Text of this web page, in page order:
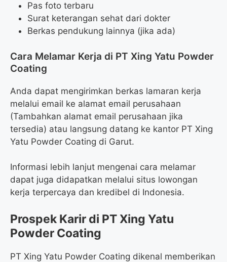
Pas foto terbaru
Surat keterangan sehat dari dokter
Berkas pendukung lainnya (jika ada)
Cara Melamar Kerja di PT Xing Yatu Powder
Coating
Anda dapat mengirimkan berkas lamaran kerja
melalui email ke alamat email perusahaan
(Tambahkan alamat email perusahaan jika
tersedia) atau langsung datang ke kantor PT Xing
Yatu Powder Coating di Garut.
Informasi lebih lanjut mengenai cara melamar
dapat juga didapatkan melalui situs lowongan
kerja terpercaya dan kredibel di Indonesia.
Prospek Karir di PT Xing Yatu
Powder Coating
PT Xing Yatu Powder Coating dikenal memberikan